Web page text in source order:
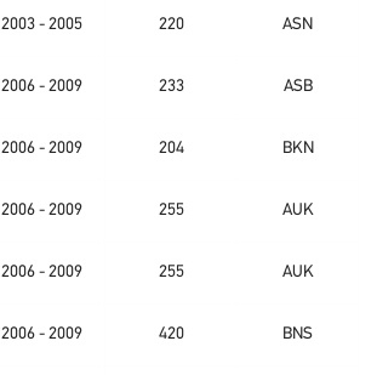
2003 - 2005 220 ASN
2006 - 2009 233 ASB
2006 - 2009 204 BKN
2006 - 2009 255 AUK
2006 - 2009 255 AUK
2006 - 2009 420 BNS